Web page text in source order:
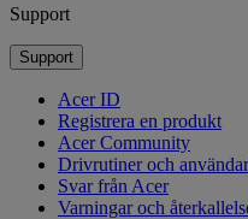
Support
Support
Acer ID
Registrera en produkt
Acer Community
Drivrutiner och
Svar från Acer
Varningar och